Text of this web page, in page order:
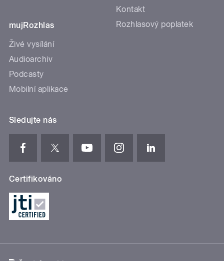
mujRozhlas
Živé vysílání
Audioarchiv
Podcasty
Mobilní aplikace
Kontakt
Rozhlasový poplatek
Sledujte nás
Certifikováno